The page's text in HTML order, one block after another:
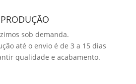
PRODUÇÃO
sob demanda.
até o envio é de 3 a 15 dias
qualidade e acabamento.